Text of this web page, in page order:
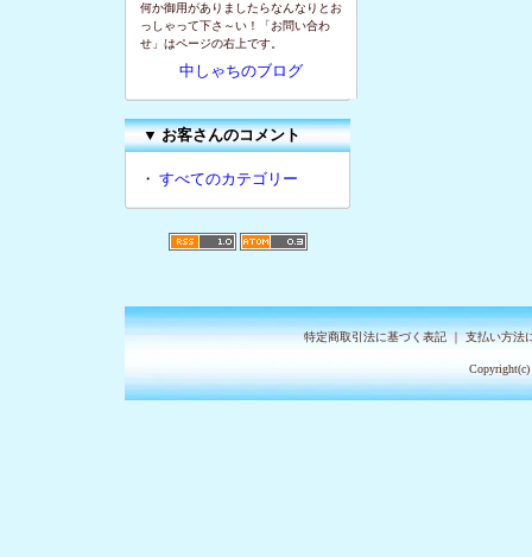
何か御用がありましたらなんなりとお
っしゃって下さ～い！「お問い合わ
せ」はページの右上です。
中しゃちのブログ
▼お客さんのコメント
・ すべてのカテゴリー
特定商取引法に基づく表記｜支払い方法